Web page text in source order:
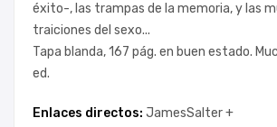
éxito-, las trampas de la memoria, y las
traiciones del sexo...
Tapa blanda, 167 pág. en buen estado.
ed.
Enlaces directos: JamesSalter +